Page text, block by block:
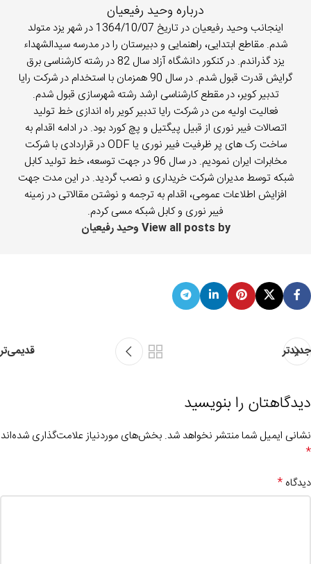
درباره وحید رفیعیان
اینجانب وحید رفیعیان در تاریخ 1364/10/07 در شهر یزد متولد
شدم. مقاطع ابتدایی، راهنمایی و دبیرستان را در مدرسه سیدالشهداء
یزد گذراندم. در کنکور دانشگاه آزاد سال 82 در رشته کارشناسی برق
گرایش قدرت قبول شدم. در سال 90 همزمان با استخدام در شرکت رایا
تدبیر کویر، در مقطع کارشناسی ارشد رشته شهرسازی قبول شدم.
فعالیت اولیه من در شرکت رایا تدبیر کویر راه اندازی خط تولید
اتصالات فیبر نوری از قبیل پیگتیل و پچ کورد بود. در ادامه اقدام به
ساخت رک های پر ظرفیت فیبر نوری یا ODF در قراردادی با شرکت
مخابرات ایران نمودیم. در سال 96 در جهت توسعه، خط تولید کابل
شبکه توسط مدیران شرکت خریداری و نصب گردید. در این مدت جهت
افزایش اطلاعات عمومی، اقدام به ترجمه و نوشتن مقالاتی در زمینه
فیبر نوری و کابل شبکه مسی کردم.
View all posts by وحید رفیعیان
جدیدتر قدیمی‌تر
دیدگاهتان را بنویسید
نشانی ایمیل شما منتشر نخواهد شد. بخش‌های موردنیاز علامت‌گذاری شده‌اند
*
دیدگاه *